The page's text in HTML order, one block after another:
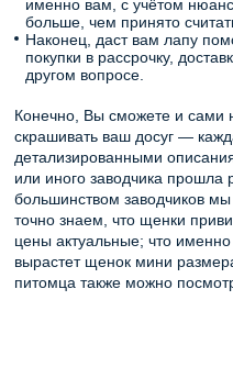
именно вам, с учётом
больше, чем принято
Наконец, даст вам лапу
покупки в рассрочку,
другом вопросе.
Конечно, Вы сможете и сами
скрашивать ваш досуг —
детализированными
или иного заводчика
большинством заводчиков
точно знаем, что щенки
цены актуальные; что именно
вырастет щенок мини
питомца также можно